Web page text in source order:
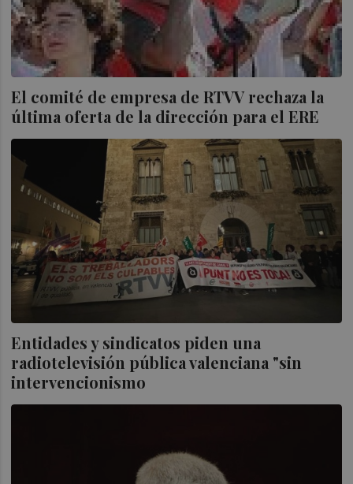
El comité de empresa de RTVV rechaza la
última oferta de la dirección para el ERE
Entidades y sindicatos piden una
radiotelevisión pública valenciana "sin
intervencionismo